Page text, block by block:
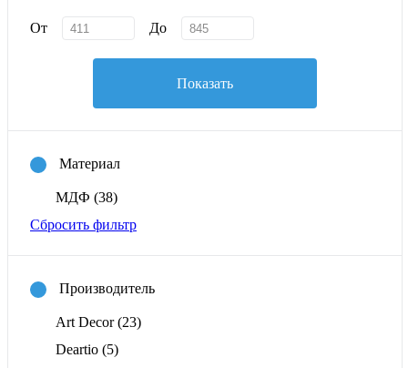
От До
Показать
Материал
МДФ (38)
Сбросить фильтр
Производитель
Art Decor(23)
Deartio (5)